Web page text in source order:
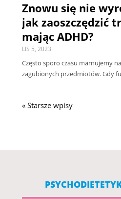
Znowu się nie
jak zaoszczędzić
mając ADHD?
LIS 5, 2023
Często sporo czasu marnujemy
zagubionych przedmiotów. Gdy
« Starsze wpisy